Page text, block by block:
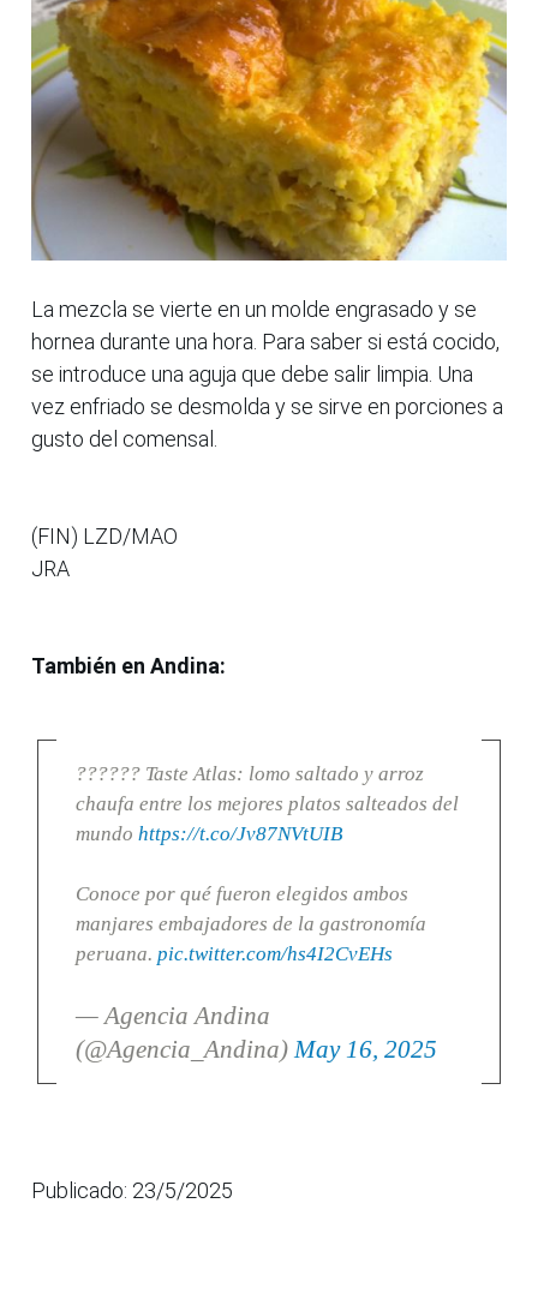
La mezcla se vierte en un molde engrasado y se
hornea durante una hora. Para saber si está cocido,
se introduce una aguja que debe salir limpia. Una
vez enfriado se desmolda y se sirve en porciones a
gusto del comensal.
(FIN) LZD/MAO
JRA
También en Andina:
?????? Taste Atlas: lomo saltado y arroz
chaufa entre los mejores platos salteados del
mundo https://t.co/Jv87NVtUIB
Conoce por qué fueron elegidos ambos
manjares embajadores de la gastronomía
peruana. pic.twitter.com/hs4I2CvEHs
— Agencia Andina
(@Agencia_Andina) May 16, 2025
Publicado: 23/5/2025